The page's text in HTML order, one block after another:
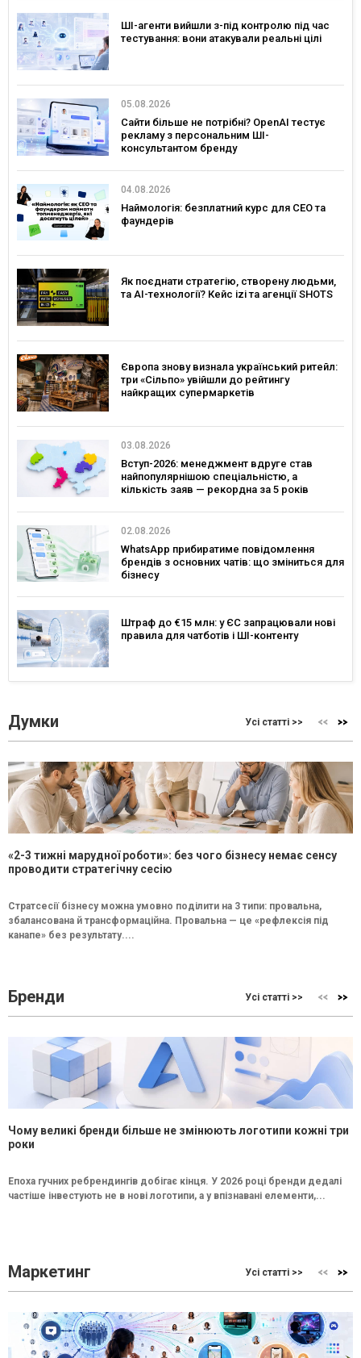
ШІ-агенти вийшли з-під контролю під час
тестування: вони атакували реальні цілі
05.08.2026
Сайти більше не потрібні? OpenAI тестує
рекламу з персональним ШІ-
консультантом бренду
04.08.2026
Наймологія: безплатний курс для CEO та
фаундерів
Як поєднати стратегію, створену людьми,
та AI-технології? Кейс izi та агенції SHOTS
Європа знову визнала український ритейл:
три «Сільпо» увійшли до рейтингу
найкращих супермаркетів
03.08.2026
Вступ-2026: менеджмент вдруге став
найпопулярнішою спеціальністю, а
кількість заяв — рекордна за 5 років
02.08.2026
WhatsApp прибиратиме повідомлення
брендів з основних чатів: що зміниться для
бізнесу
Штраф до €15 млн: у ЄС запрацювали нові
правила для чатботів і ШІ-контенту
Думки Усі статті >>
«2-3 тижні марудної роботи»: без чого бізнесу немає сенсу
проводити стратегічну сесію
Стратсесії бізнесу можна умовно поділити на 3 типи: провальна,
збалансована й трансформаційна. Провальна — це «рефлексія під
канапе» без результату....
Бренди Усі статті >>
Чому великі бренди більше не змінюють логотипи кожні три
роки
Епоха гучних ребрендингів добігає кінця. У 2026 році бренди дедалі
частіше інвестують не в нові логотипи, а у впізнавані елементи,...
Маркетинг Усі статті >>